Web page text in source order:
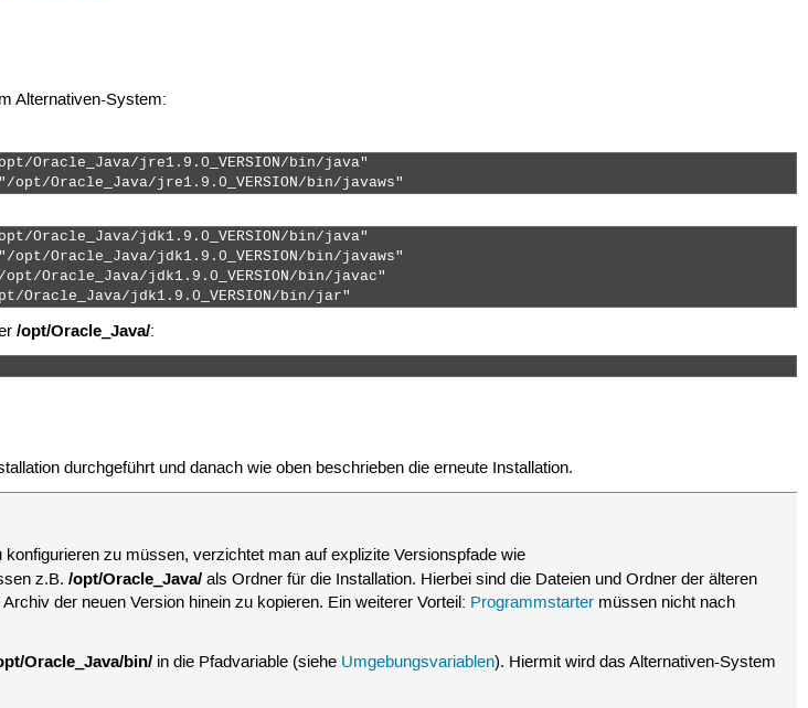
Alternativen-System:
Oracle_Java/jre1.9.0_VERSION/bin/java"
Oracle_Java/jre1.9.0_VERSION/bin/javaws"
Oracle_Java/jdk1.9.0_VERSION/bin/java"
Oracle_Java/jdk1.9.0_VERSION/bin/javaws"
Oracle_Java/jdk1.9.0_VERSION/bin/javac"
jdk1.9.0_VERSION/bin/jar"
/opt/Oracle_Java/:
durchgeführt und danach wie oben beschrieben die erneute Installation.
zu müssen, verzichtet man auf explizite Versionspfade wie
z.B./opt/Oracle_Java/ als Ordner für die Installation. Hierbei sind die Dateien und Ordner der älteren
der neuen Version hinein zu kopieren. Ein weiterer Vorteil: Programmstarter müssen nicht nach
Oracle_Java/bin/ in die Pfadvariable (siehe Umgebungsvariablen). Hiermit wird das Alternativen-System